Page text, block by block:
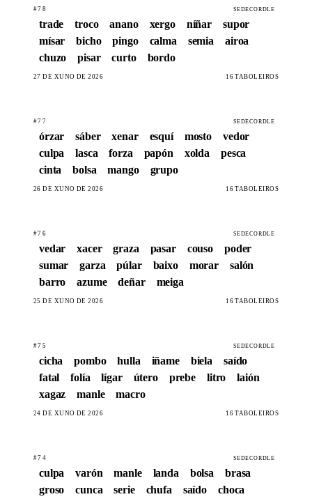
#78 SEDECORDLE
trade troco anano xergo níñar
supor
mísar
bicho pingo calma semia
airoa
chuzo
pisar curto bordo
27 DE XUÑO DE 2026 16 TABOLEIROS
#77 SEDECORDLE
órzar sáber xenar esquí mosto
vedor
culpa
lasca forza papón xolda
pesca
cinta
bolsa mango grupo
26 DE XUÑO DE 2026 16 TABOLEIROS
#76 SEDECORDLE
vedar xacer graza pasar couso
poder
sumar
garza púlar baixo morar
salón
barro
azume deñar meiga
25 DE XUÑO DE 2026 16 TABOLEIROS
#75 SEDECORDLE
cicha pombo hulla iñame biela
saído
fatal
folía lígar útero prebe litro
laión
xagaz
manle macro
24 DE XUÑO DE 2026 16 TABOLEIROS
#74 SEDECORDLE
culpa varón manle landa bolsa
brasa
groso
cunca serie chufa saído
choca